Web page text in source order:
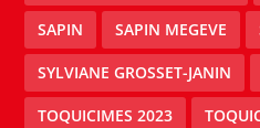
SAPIN SAPIN MEGEVE
SYLVIANE GROSSET-JANIN
TOQUICIMES 2023